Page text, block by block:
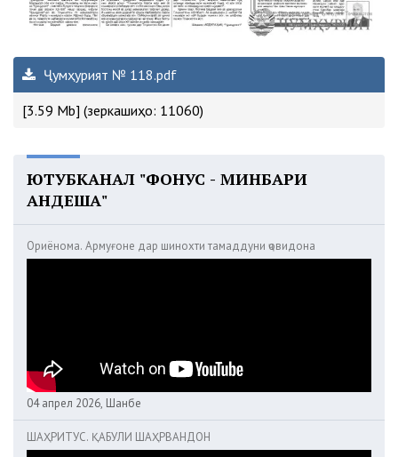
Ҷумҳурият № 118.pdf
[3.59 Mb] (зеркашиҳо: 11060)
ЮТУБКАНАЛ "ФОНУС - МИНБАРИ
АНДЕША"
Ориёнома. Армуғоне дар шинохти тамаддуни ҷовидона
04 апрел 2026, Шанбе
ШАҲРИТУС. ҚАБУЛИ ШАҲРВАНДОН